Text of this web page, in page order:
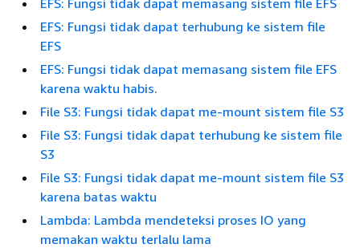
EFS: Fungsi tidak dapat memasang sistem file EFS
EFS: Fungsi tidak dapat terhubung ke sistem file
EFS
EFS: Fungsi tidak dapat memasang sistem file EFS
karena waktu habis.
File S3: Fungsi tidak dapat me-mount sistem file S3
File S3: Fungsi tidak dapat terhubung ke sistem file
S3
File S3: Fungsi tidak dapat me-mount sistem file S3
karena batas waktu
Lambda: Lambda mendeteksi proses IO yang
memakan waktu terlalu lama